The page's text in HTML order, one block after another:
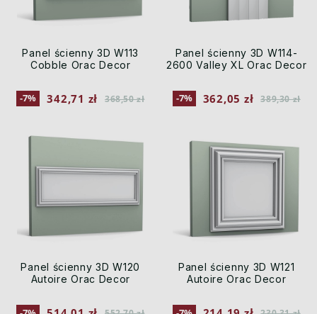
Panel ścienny 3D W113
Cobble Orac Decor
-7% 342,71 zł 368,50 zł
Panel ścienny 3D W114-
2600 Valley XL Orac Decor
-7% 362,05 zł 389,30 zł
Panel ścienny 3D W120
Autoire Orac Decor
Panel ścienny 3D W121
Autoire Orac Decor